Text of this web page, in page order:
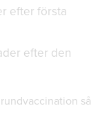
efter första
efter den
så